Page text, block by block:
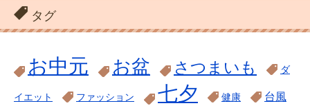
タグ
お中元 お盆 さつまいも ダ
イエット ファッション 七夕 健康
台風